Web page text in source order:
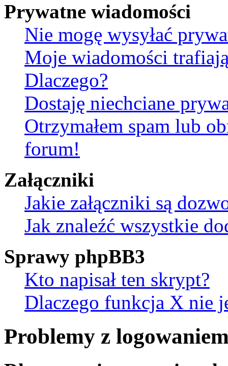
Prywatne wiadomości
Nie mogę wysyłać
Moje wiadomości
Dlaczego?
Dostaję niechciane
Otrzymałem spam lub
forum!
Załączniki
Jakie załączniki są
Jak znaleźć wszystkie
Sprawy phpBB3
Kto napisał ten skrypt?
Dlaczego funkcja X nie
Problemy z